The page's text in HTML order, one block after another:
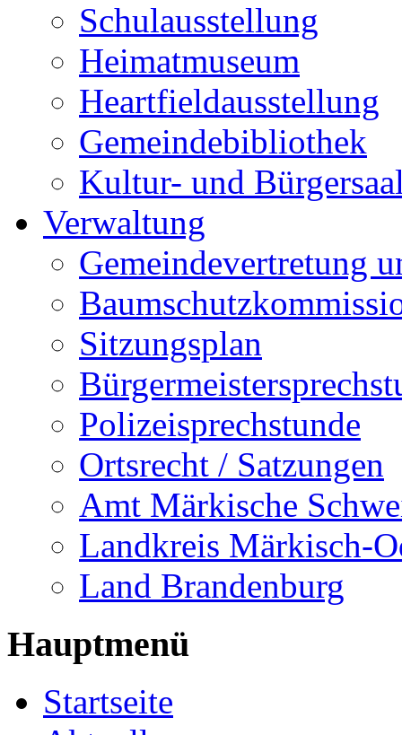
Schulausstellung
Heimatmuseum
Heartfieldausstellung
Gemeindebibliothek
Kultur- und
Verwaltung
Gemeindevertretung
Sitzungsplan
Polizeisprechstunde
Ortsrecht / Satzungen
Amt Märkische
Landkreis Märkisch-
Land Brandenburg
Hauptmenü
Startseite